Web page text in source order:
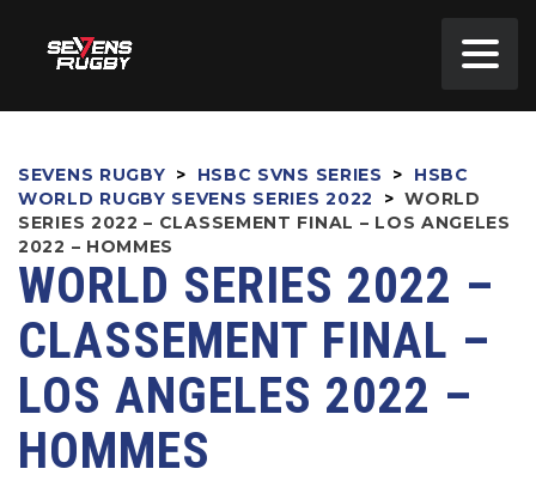
SEVENS RUGBY > HSBC SVNS SERIES >
HSBC
WORLD RUGBY SEVENS SERIES 2022
> WORLD
SERIES 2022 – CLASSEMENT FINAL – LOS ANGELES
2022 – HOMMES
WORLD SERIES 2022 –
CLASSEMENT FINAL –
LOS ANGELES 2022 –
HOMMES